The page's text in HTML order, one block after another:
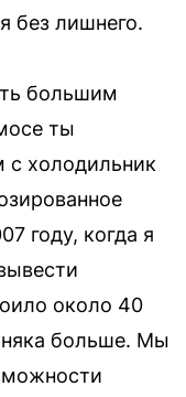
без лишнего.
большим
ты
с холодильник
году, когда я
около 40
больше. Мы